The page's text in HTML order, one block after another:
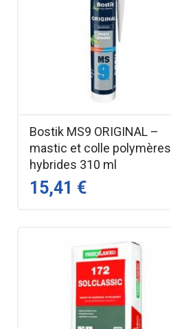
Bostik MS9 ORIGINAL –
mastic et colle polymères
hybrides 310 ml
15,41 €